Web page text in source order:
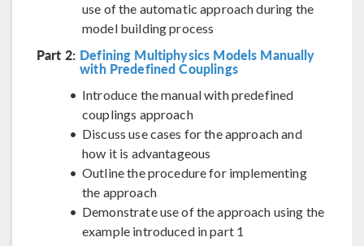
use of the automatic approach during the
model building process
Part 2: Defining Multiphysics Models Manually
with Predefined Couplings
Introduce the manual with predefined
couplings approach
Discuss use cases for the approach and
how it is advantageous
Outline the procedure for implementing
the approach
Demonstrate use of the approach using the
example introduced in part 1